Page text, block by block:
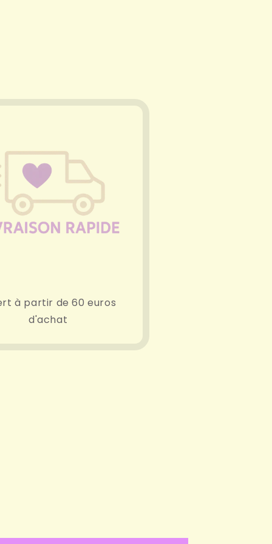
à partir de 60 euros
d'achat